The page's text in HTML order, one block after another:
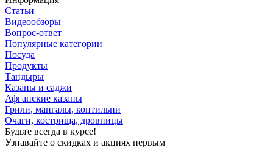
Статьи
Видеообзоры
Вопрос-ответ
Популярные категории
Посуда
Продукты
Тандыры
Казаны и саджи
Афганские казаны
Грили, мангалы, коптильни
Очаги, кострища, дровницы
Будьте всегда в курсе!
Узнавайте о скидках и акциях первым